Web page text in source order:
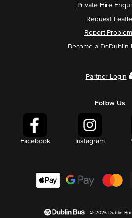
Private Hire
Request
Report
Become a DoDublin
Partner Login
Follow Us
Facebook Instagram
© 2026 Dublin